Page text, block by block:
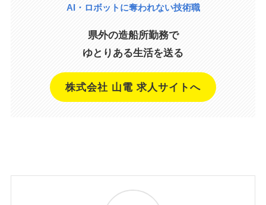
AI・ロボットに奪われない技術職
県外の造船所勤務で
ゆとりある生活を送る
株式会社 山電 求人サイトへ